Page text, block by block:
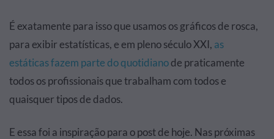
É exatamente para isso que usamos os gráficos de rosca,
para exibir estatísticas, e em pleno século XXI, as
estáticas fazem parte do quotidianode praticamente
todos os profissionais que trabalham com todos e
quaisquer tipos de dados.
E essa foi a inspiração para o post de hoje. Nas próximas